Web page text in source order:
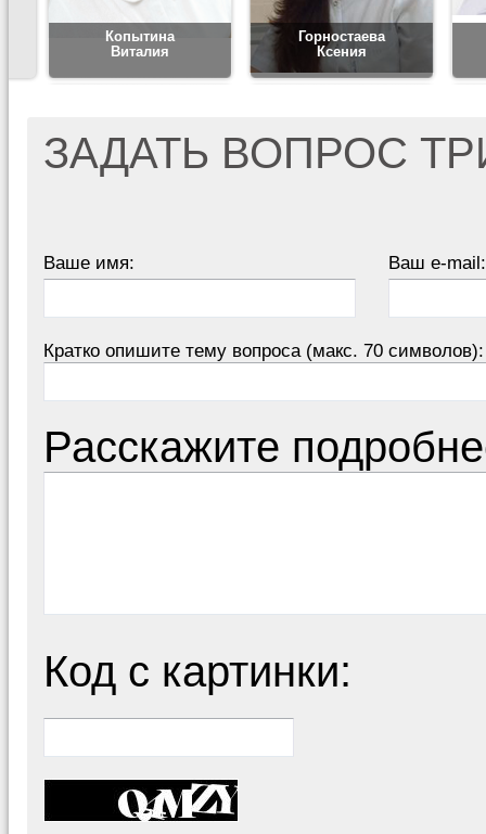
Копытина
Виталия
Горностаева
Ксения
ЗАДАТЬ ВОПРОС
Ваше имя: Ваш e-mail:
Кратко опишите тему вопроса (макс. 70 символов):
Расскажите
Код с картинки: